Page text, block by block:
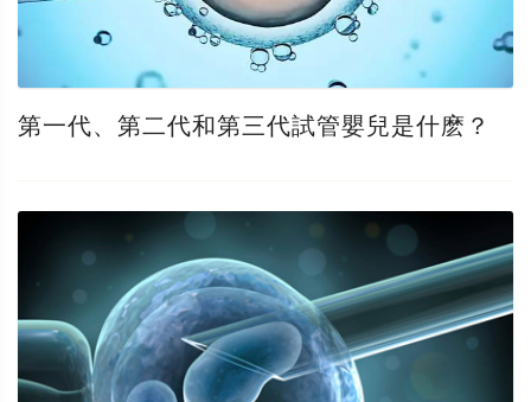
第一代、第二代和第三代試管嬰兒是什麽？